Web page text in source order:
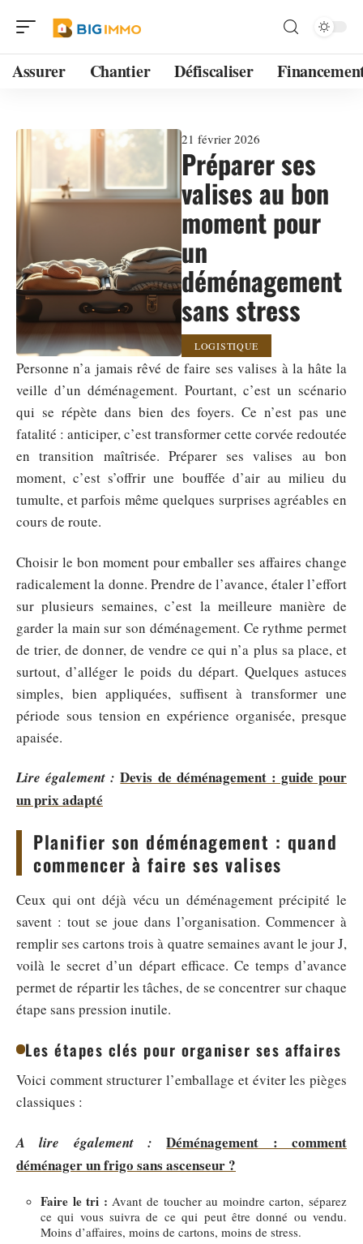
Assurer Chantier Défiscaliser
21 février 2026
Préparer ses
valises au bon
moment pour
un
déménagement
sans stress
LOGISTIQUE
Personne n’a jamais rêvé de faire ses valises à la hâte la
veille d’un déménagement. Pourtant, c’est un scénario
qui se répète dans bien des foyers. Ce n’est pas une
fatalité : anticiper, c’est transformer cette corvée redoutée
en transition maîtrisée. Préparer ses valises au bon
moment, c’est s’offrir une bouffée d’air au milieu du
tumulte, et parfois même quelques surprises agréables en
cours de route.
Choisir le bon moment pour emballer ses affaires change
radicalement la donne. Prendre de l’avance, étaler l’effort
sur plusieurs semaines, c’est la meilleure manière de
garder la main sur son déménagement. Ce rythme permet
de trier, de donner, de vendre ce qui n’a plus sa place, et
surtout, d’alléger le poids du départ. Quelques astuces
simples, bien appliquées, suffisent à transformer une
période sous tension en expérience organisée, presque
apaisée.
Lire également : Devis de déménagement : guide pour
un prix adapté
Planifier son déménagement : quand
commencer à faire ses valises
Ceux qui ont déjà vécu un déménagement précipité le
savent : tout se joue dans l’organisation. Commencer à
remplir ses cartons trois à quatre semaines avant le jour J,
voilà le secret d’un départ efficace. Ce temps d’avance
permet de répartir les tâches, de se concentrer sur chaque
étape sans pression inutile.
Les étapes clés pour organiser ses affaires
Voici comment structurer l’emballage et éviter les pièges
classiques :
A lire également :
Déménagement : comment
déménager un frigo sans ascenseur ?
Faire le tri : Avant de toucher au moindre carton, séparez
ce qui vous suivra de ce qui peut être donné ou vendu.
Moins d’affaires, moins de cartons, moins de stress.